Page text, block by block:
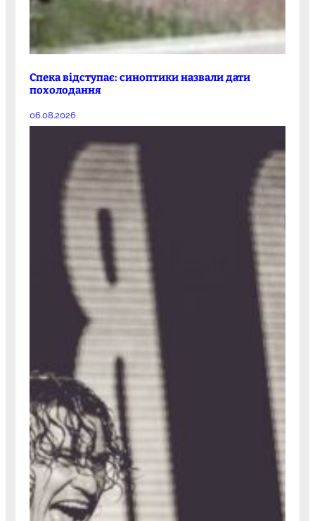
Спека відступає: синоптики назвали дати
похолодання
06.08.2026